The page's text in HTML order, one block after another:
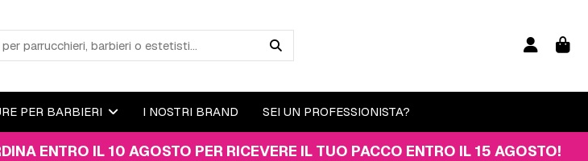
PER BARBIERI I NOSTRI BRAND SEI UN PROFESSIONISTA?
IL 10 AGOSTO PER RICEVERE IL TUO PACCO ENTRO IL 15 AGOSTO!